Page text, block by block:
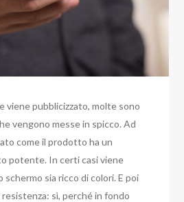
viene pubblicizzato, molte sono
vengono messe in spicco. Ad
come il prodotto ha un
potente. In certi casi viene
schermo sia ricco di colori. E poi
sì, perché in fondo